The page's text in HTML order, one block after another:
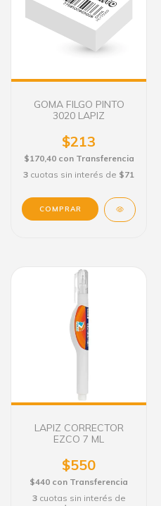
GOMA FILGO PINTO
3020 LAPIZ
$213
$170,40 con Transferencia
3 cuotas sin interés de $71
LAPIZ CORRECTOR
EZCO 7 ML
$550
$440 con Transferencia
3 cuotas sin interés de